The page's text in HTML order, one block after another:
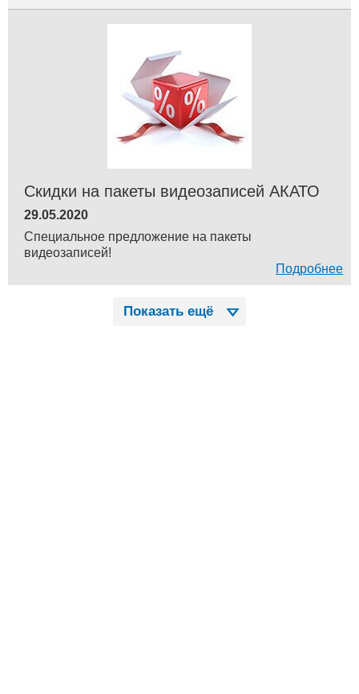
Скидки на пакеты видеозаписей АКАТО
29.05.2020
Специальное предложение на пакеты
видеозаписей!
Подробнее
Показать ещё